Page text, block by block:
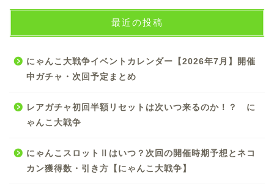
最近の投稿
にゃんこ大戦争イベントカレンダー【2026年7月】開催
中ガチャ・次回予定まとめ
レアガチャ初回半額リセットは次いつ来るのか！？ に
ゃんこ大戦争
にゃんこスロットⅡはいつ？次回の開催時期予想とネコ
カン獲得数・引き方【にゃんこ大戦争】